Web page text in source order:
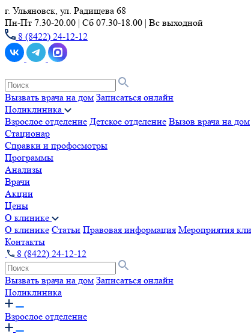
г. Ульяновск, ул. Радищева 68
Пн-Пт 7.30-20.00 | Сб 07.30-18.00 | Вс выходной
8 (8422) 24-12-12
Вызвать врача на дом Записаться онлайн
Поликлиника
Взрослое отделение Детское отделение Вызов врача на дом
Стационар
Справки и профосмотры
Программы
Анализы
Врачи
Акции
Цены
О клинике
О клинике Статьи Правовая информация Мероприятия
Контакты
8 (8422) 24-12-12
Вызвать врача на дом Записаться онлайн
Поликлиника
Взрослое отделение